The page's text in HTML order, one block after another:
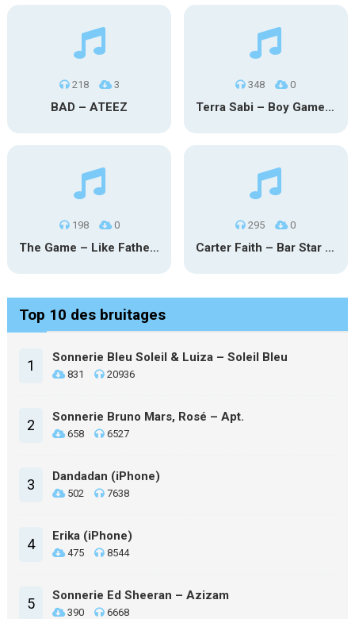
218 3
BAD – ATEEZ
348 0
Terra Sabi – Boy Game X Marcia Cruz
198 0
The Game – Like Father Like Daughter
295 0
Carter Faith – Bar Star Vevo
Top 10 des bruitages
1 Sonnerie Bleu Soleil & Luiza – Soleil Bleu
831 20936
2 Sonnerie Bruno Mars, Rosé – Apt.
658 6527
3 Dandadan (iPhone)
502 7638
4 Erika (iPhone)
475 8544
5 Sonnerie Ed Sheeran – Azizam
390 6668